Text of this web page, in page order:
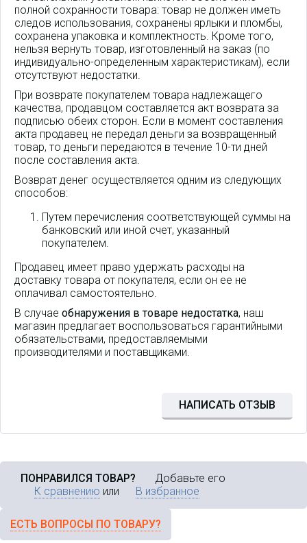
полной сохранности товара: товар не должен иметь
следов использования, сохранены ярлыки и пломбы,
сохранена упаковка и комплектность. Кроме того,
нельзя вернуть товар, изготовленный на заказ (по
индивидуально-определенным характеристикам), если
отсутствуют недостатки.
При возврате покупателем товара надлежащего
качества, продавцом составляется акт возврата за
подписью обеих сторон. Если в момент составления
акта продавец не передал деньги за возвращенный
товар, то деньги передаются в течение 10-ти дней
после составления акта.
Возврат денег осуществляется одним из следующих
способов:
Путем перечисления соответствующей суммы на
банковский или иной счет, указанный
покупателем.
Продавец имеет право удержать расходы на
доставку товара от покупателя, если он ее не
оплачивал самостоятельно.
В случае обнаружения в товаре недостатка, наш
магазин предлагает воспользоваться гарантийными
обязательствами, предоставляемыми
производителями и поставщиками.
НАПИСАТЬ ОТЗЫВ
ПОНРАВИЛСЯ ТОВАР? Добавьте его
К сравнению или В избранное
ЕСТЬ ВОПРОСЫ ПО ТОВАРУ?